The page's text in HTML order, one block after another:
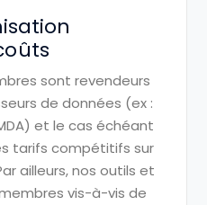
sont revendeurs
de données (ex :
et le cas échéant
tarifs compétitifs sur
ailleurs, nos outils et
vis-à-vis de